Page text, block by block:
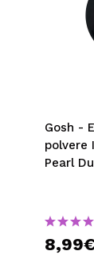
Gosh -
polvere
Pearl